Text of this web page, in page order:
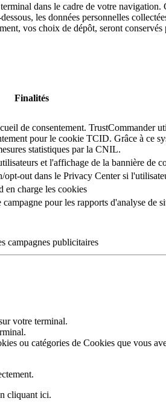
dans le cadre de votre
les données personnelles
vos choix de dépôt, seront
Finalités
de consentement. TrustCommander
pour le cookie TCID. Grâce à ce
statistiques par la CNIL.
et l'affichage de la bannière de
out dans le Privacy Center si
en charge les cookies
pour les rapports d'analyse de
campagnes publicitaires
votre terminal.
ou catégories de Cookies que vous
cliquant ici.